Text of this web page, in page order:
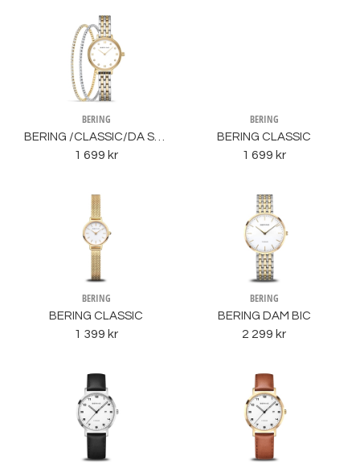
BERING
1 699 kr
BERING
BERING CLASSIC
1 699 kr
BERING
BERING CLASSIC
1 399 kr
BERING
BERING DAM BIC
2 299 kr